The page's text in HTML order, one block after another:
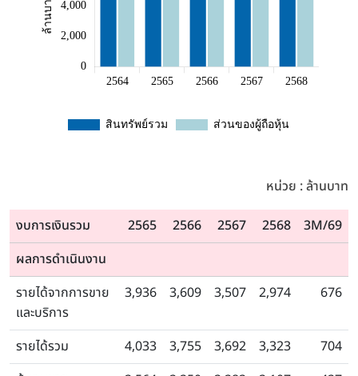
หน่วย : ล้านบาท
งบการเงินรวม 2565 2566 2567 2568
3M/69
ผลการดำเนินงาน
รายได้จากการขาย
และบริการ
3,936 3,609 3,507 2,974 676
รายได้รวม 4,033 3,755 3,692 3,323
704